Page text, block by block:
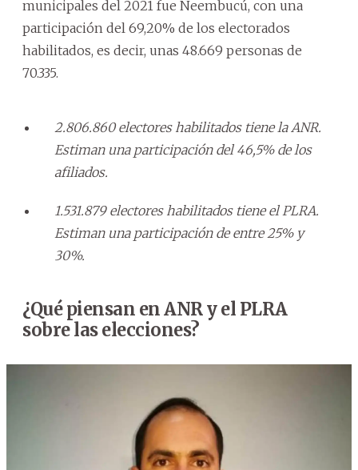
municipales del 2021 fue Ñeembucú, con una
participación del 69,20% de los electorados
habilitados, es decir, unas 48.669 personas de
70.335.
2.806.860 electores habilitados tiene la ANR.
Estiman una participación del 46,5% de los
afiliados.
1.531.879 electores habilitados tiene el PLRA.
Estiman una participación de entre 25% y
30%.
¿Qué piensan en ANR y el PLRA
sobre las elecciones?